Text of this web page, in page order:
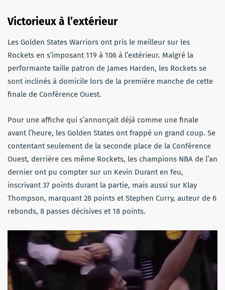
Victorieux à l’extérieur
Les Golden States Warriors ont pris le meilleur sur les
Rockets en s’imposant 119 à 106 à l’extérieur. Malgré la
performante taille patron de James Harden, les Rockets se
sont inclinés à domicile lors de la première manche de cette
finale de Conférence Ouest.
Pour une affiche qui s’annonçait déjà comme une finale
avant l’heure, les Golden States ont frappé un grand coup. Se
contentant seulement de la seconde place de la Conférence
Ouest, derrière ces même Rockets, les champions NBA de l’an
dernier ont pu compter sur un Kevin Durant en feu,
inscrivant 37 points durant la partie, mais aussi sur Klay
Thompson, marquant 28 points et Stephen Curry, auteur de 6
rebonds, 8 passes décisives et 18 points.